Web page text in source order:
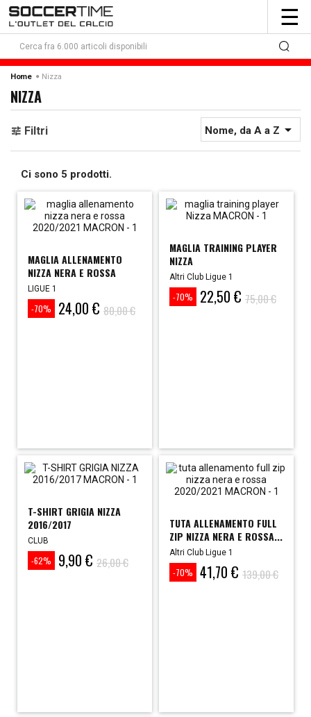
☰
Home Nizza
NIZZA
Filtri Nome, da A a Z 
Ci sono 5 prodotti.
MAGLIA ALLENAMENTO
NIZZA NERA E ROSSA
2020/2021
LIGUE 1
-70%
Prezzo24,00 €
Prezzo
base
80,00 €
MAGLIA TRAINING PLAYER
NIZZA
Altri Club Ligue 1
-70%
Prezzo22,50 €
Prezzo
base
75,00 €
T-SHIRT GRIGIA NIZZA
2016/2017
CLUB
-62%
Prezzo9,90 €
Prezzo
base
26,00 €
TUTA ALLENAMENTO FULL
ZIP NIZZA NERA E ROSSA...
Altri Club Ligue 1
-70%
Prezzo41,70 €
Prezzo
base
139,00 €